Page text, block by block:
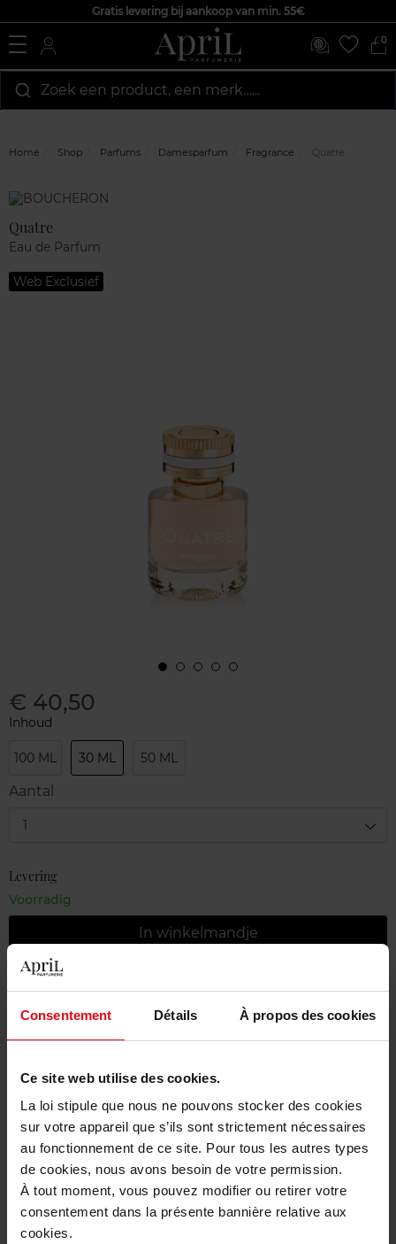
Consentement Détails À propos des cookies
Ce site web utilise des cookies.
La loi stipule que nous ne pouvons stocker des cookies
sur votre appareil que s’ils sont strictement nécessaires
au fonctionnement de ce site. Pour tous les autres types
de cookies, nous avons besoin de votre permission.
À tout moment, vous pouvez modifier ou retirer votre
consentement dans la présente bannière relative aux
cookies.
Gratis levering bij aankoop van min. 55€
0
Zoek een product, een merk…...
Home Shop Parfums Damesparfum Fragrance Quatre
Marque
Quatre
Eau de Parfum
Web Exclusief
€ 40,50
Inhoud
100 ML 30 ML 50 ML
Aantal
1
Levering
Voorradig
In winkelmandje
Gratis retour in je winkelpunt
Gratis verpakking
Beschrijving
Karakteristieken